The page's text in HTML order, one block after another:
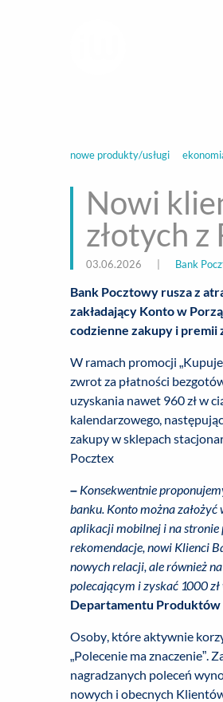
nowe produkty/usługi
Nowi
złotych
03.06.2026 Bank
Bank Pocztowy rusza z
zakładający Konto w
codzienne zakupy i premii
W ramach promocji
zwrot za płatności
uzyskania nawet 960 zł w
kalendarzowego,
zakupy w sklepach
Pocztex
– Konsekwentnie
banku. Konto można
aplikacji mobilnej i na
rekomendacje, nowi Klienci
nowych relacji, ale również
polecającym i zyskać 1000
Departamentu Produktów
Osoby, które aktywnie
„Polecenie ma znaczenie”.
nagradzanych poleceń
nowych i obecnych